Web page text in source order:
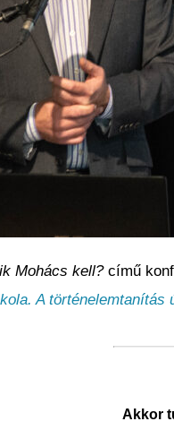
Mohács kell?című
A
Akkor